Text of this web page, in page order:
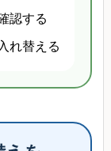
認する
れ替える